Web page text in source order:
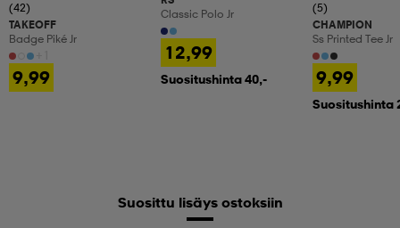
(42)
TAKEOFF
Badge Piké Jr
9,99
Classic Polo Jr
12,99
Suositushinta 40,-
(5)
CHAMPION
Ss Printed Tee Jr
9,99
Suositushinta
Suosittu lisäys ostoksiin